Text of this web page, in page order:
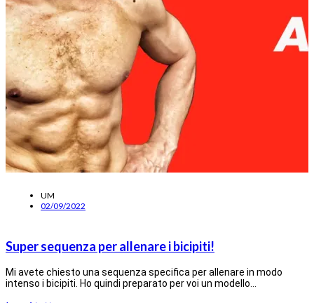
UM
02/09/2022
Super sequenza per allenare i bicipiti!
Mi avete chiesto una sequenza specifica per allenare in modo
intenso i bicipiti. Ho quindi preparato per voi un modello…